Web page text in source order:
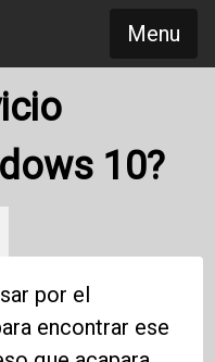
Menu
10?
por el
encontrar ese